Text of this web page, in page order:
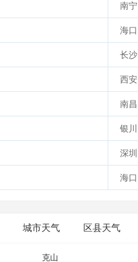
南宁
海口
长沙
西安
南昌
银川
深圳
海口
城市天气 区县天气
克山